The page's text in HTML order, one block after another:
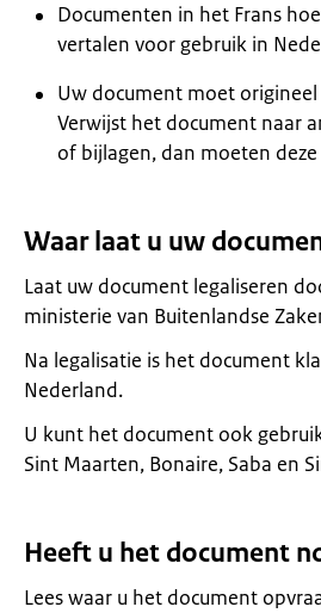
Documenten in het Frans
vertalen voor gebruik in
Uw document moet
Verwijst het document naar
of bijlagen, dan moeten
Waar laat u uw
Laat uw document legaliseren
ministerie van Buitenlandse
Na legalisatie is het document
Nederland.
U kunt het document ook
Sint Maarten, Bonaire, Saba en
Heeft u het document
Lees waar u het document